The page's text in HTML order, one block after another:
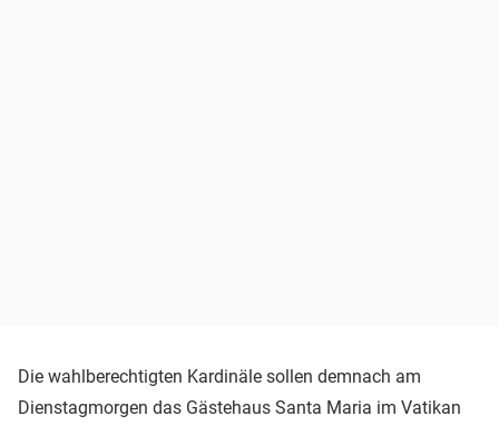
Die wahlberechtigten Kardinäle sollen demnach am
Dienstagmorgen das Gästehaus Santa Maria im Vatikan